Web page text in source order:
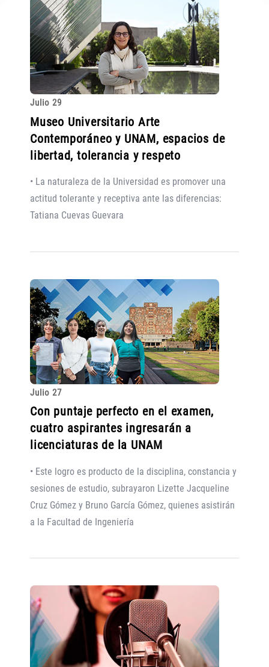
Julio 29
Museo Universitario Arte
Contemporáneo y UNAM, espacios de
libertad, tolerancia y respeto
• La naturaleza de la Universidad es promover una
actitud tolerante y receptiva ante las diferencias:
Tatiana Cuevas Guevara
Julio 27
Con puntaje perfecto en el examen,
cuatro aspirantes ingresarán a
licenciaturas de la UNAM
• Este logro es producto de la disciplina, constancia y
sesiones de estudio, subrayaron Lizette Jacqueline
Cruz Gómez y Bruno García Gómez, quienes asistirán
a la Facultad de Ingeniería